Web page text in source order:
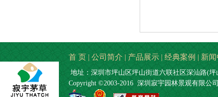
首 页 | 公司简介 | 产品展示 | 经典案例 | 新
地址：深圳市坪山区坪山街道六联社区深汕路(
Copyright ©2003-2016 深圳寂宇园林景观有限公